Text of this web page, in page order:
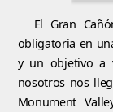
El Gran
obligatoria en
y un objetivo a
nosotros nos
Monument